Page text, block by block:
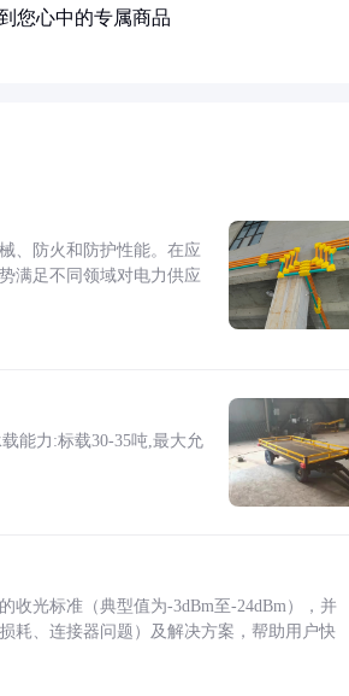
您心中的专属商品
、防火和防护性能。在应
满足不同领域对电力供应
能力:标载30-35吨,最大允
收光标准（典型值为-3dBm至-24dBm），并
耗、连接器问题）及解决方案，帮助用户快